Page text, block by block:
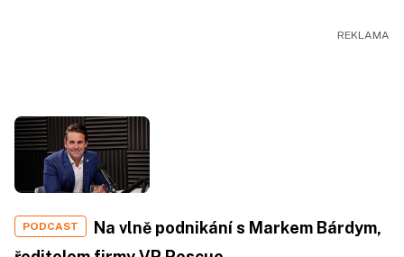
PODCAST
Na vlně podnikání s Markem Bárdym,